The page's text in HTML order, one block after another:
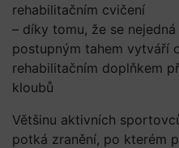
rehabilitačním cvičení
– díky tomu, že se
postupným tahem vytváří
rehabilitačním doplňkem
kloubů
Většinu aktivních
potká zranění, po kterém